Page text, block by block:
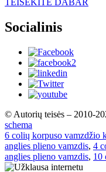
TEISĖKITE DABAR
Socialinis
© Autorių teisės – 2010-
schema
6 colių korpuso vamzdžio
anglies plieno vamzdis, 4
anglies plieno vamzdis, 10